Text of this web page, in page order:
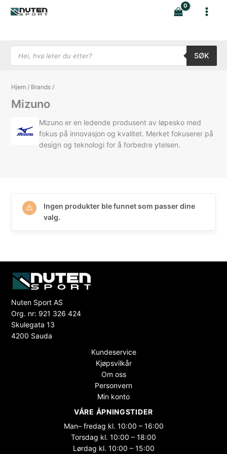
rett
Products search
SØK
Hjem / Brands /
Mizuno
Mizuno er en ledende produsent av løpesko med
fokus på innovasjon og kvalitet. Merket fokuserer på
design og teknologi for å forbedre ytelsen.
Ingen produkter ble funnet som passer dine
valg.
Nuten Sport AS
Org. nr: 921 326 424
Skulegata 13
4200 Sauda
Kundeservice
Kjøpsvilkår
Om oss
Personvern
Min konto
VÅRE ÅPNINGSTIDER
Man– fredag kl. 10:00 – 16:00
Torsdag kl. 10:00 – 18:00
Lørdag kl. 10:00 – 15:00